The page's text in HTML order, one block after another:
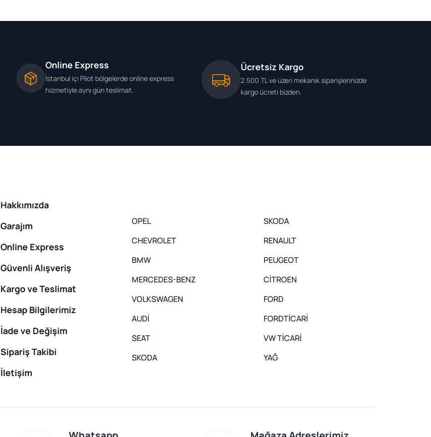
Online Express
İstanbul içi Pilot bölgelerde online express
hizmetiyle aynı gün teslimat.
Ücretsiz Kargo
2.500 TL ve üzeri mekanik siparişlerinizde
kargo ücreti bizden.
Hakkımızda
Garajım
Online Express
Güvenli Alışveriş
Kargo ve Teslimat
Hesap Bilgilerimiz
İade ve Değişim
Sipariş Takibi
İletişim
OPEL
CHEVROLET
BMW
MERCEDES-BENZ
VOLKSWAGEN
AUDİ
SEAT
SKODA
SKODA
RENAULT
PEUGEOT
CİTROEN
FORD
FORDTİCARİ
VW TİCARİ
YAĞ